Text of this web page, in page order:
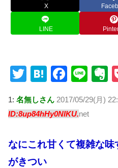
X
LINE
T
tt
er
H
e
n
a
F
c
e
b
o
Li
e
E
e
1: 名無しさん 2017/05/29(月)
ID:8up84hHy0NIKU.net
なにこれ甘くて複雑な
がきつい